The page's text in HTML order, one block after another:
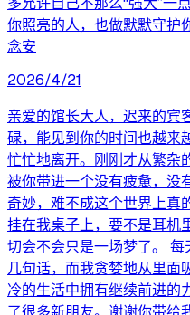
你照亮的人，也做默默守护
念安
2026/4/21
亲爱的馆长大人，迟来的宾
碌，能见到你的时间也越来
忙忙地离开。刚刚才从繁杂
被你带进一个没有疲惫，没
奇妙，难不成这个世界上真
挂在我桌子上，要不是耳机
切会不会只是一场梦了。
几句话，而我贪婪地从里面
冷的生活中拥有继续前进的